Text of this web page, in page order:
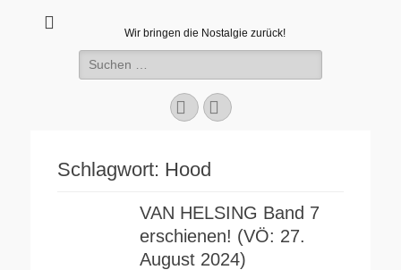
Wir bringen die Nostalgie zurück!
Suchen
nach:
Facebook
E-
Mail
Schlagwort: Hood
VAN HELSING Band 7
erschienen! (VÖ: 27.
August 2024)